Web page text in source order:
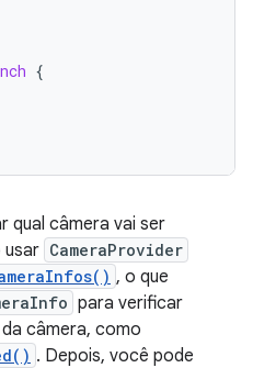
{
qual câmera vai ser
usar CameraProvider
, o que
para verificar
câmera, como
. Depois, você pode